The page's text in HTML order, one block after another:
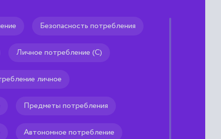
подчиненными,
опыте которым
Безопасность потребления
Личное потребление (С)
личное
Предметы потребления
Автономное потребление